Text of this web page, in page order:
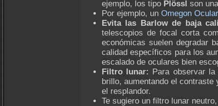
ejemplo, los tipo Plössl son
Por ejemplo, un Omegon
Evita las Barlow de baja
telescopios de focal corta
económicas suelen degradar
calidad específicos para los
escalado de oculares bien
Filtro lunar: Para observar
brillo, aumentando el
el resplandor.
Te sugiero un filtro lunar